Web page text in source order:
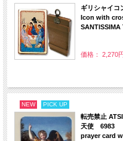
ギリシャイ
Icon with
SANTISSIMA
価格： 2,270
NEW PICK UP
転売禁止
天使 6983
prayer card